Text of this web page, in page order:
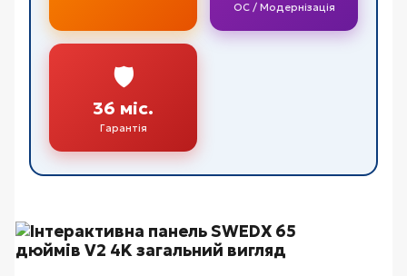
ОС / Модернізація
🛡️
36 міс.
Гарантія